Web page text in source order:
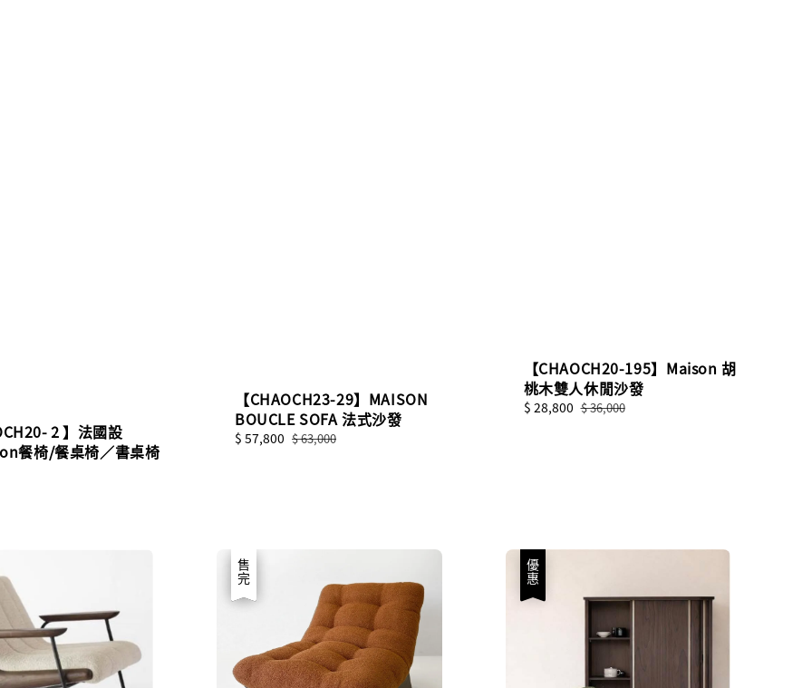
２】法國設
餐椅/餐桌椅／書桌椅
【CHAOCH23-29】MAISON
BOUCLE SOFA 法式沙發
Sale
$ 57,800 Regular
$ 63,000
【CHAOCH20-195】Maison 胡
桃木雙人休閒沙發
Sale
$ 28,800 Regular
$ 36,000
優惠
售完 優惠